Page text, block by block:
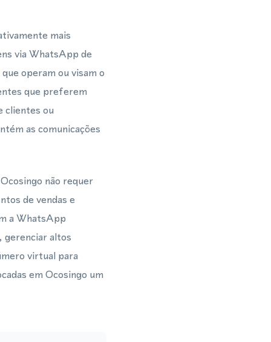
mais
via WhatsApp de
operam ou visam o
que preferem
clientes ou
as comunicações
não requer
de vendas e
a WhatsApp
gerenciar altos
virtual para
em Ocosingo um